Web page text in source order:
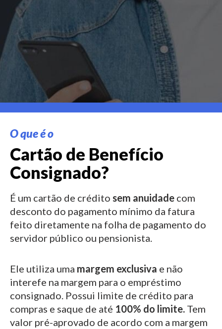
O que é o
Cartão de Benefício
Consignado?
É um cartão de crédito sem anuidade com
desconto do pagamento mínimo da fatura
feito diretamente na folha de pagamento do
servidor público ou pensionista.
Ele utiliza uma margem exclusiva e não
interefe na margem para o empréstimo
consignado. Possui limite de crédito para
compras e saque de até 100% do limite. Tem
valor pré-aprovado de acordo com a margem